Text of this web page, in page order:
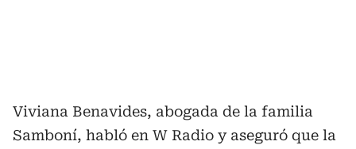
Viviana Benavides, abogada de la familia
Samboní, habló en W Radio y aseguró que la